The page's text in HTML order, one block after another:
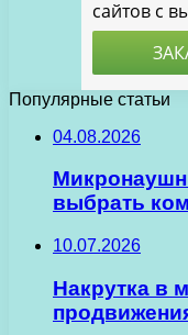
Популярные статьи
04.08.2026
выбрать
10.07.2026
Накрутка в